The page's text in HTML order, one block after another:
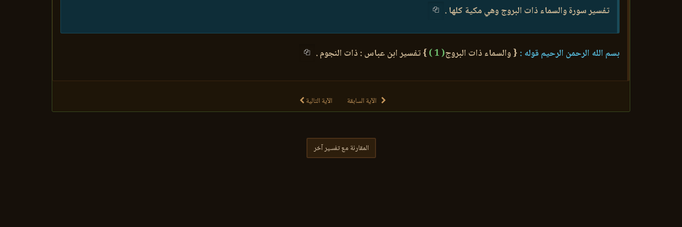
تفسير سورة والسماء ذات البروج وهي مكية كلها .
بسم الله الرحمن الرحيم قوله : { والسماء ذات البروج( 1 ) } تفسير ابن عباس : ذات النجوم .
الآية السابقة الآية التالية
المقارنة مع تفسير آخر